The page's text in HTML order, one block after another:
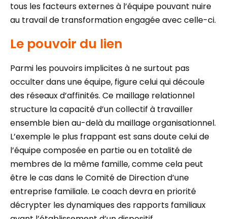
tous les facteurs externes à l’équipe pouvant nuire
au travail de transformation engagée avec celle-ci.
Le pouvoir du lien
Parmi les pouvoirs implicites à ne surtout pas
occulter dans une équipe, figure celui qui découle
des réseaux d’affinités. Ce maillage relationnel
structure la capacité d’un collectif à travailler
ensemble bien au-delà du maillage organisationnel.
L’exemple le plus frappant est sans doute celui de
l’équipe composée en partie ou en totalité de
membres de la même famille, comme cela peut
être le cas dans le Comité de Direction d’une
entreprise familiale. Le coach devra en priorité
décrypter les dynamiques des rapports familiaux